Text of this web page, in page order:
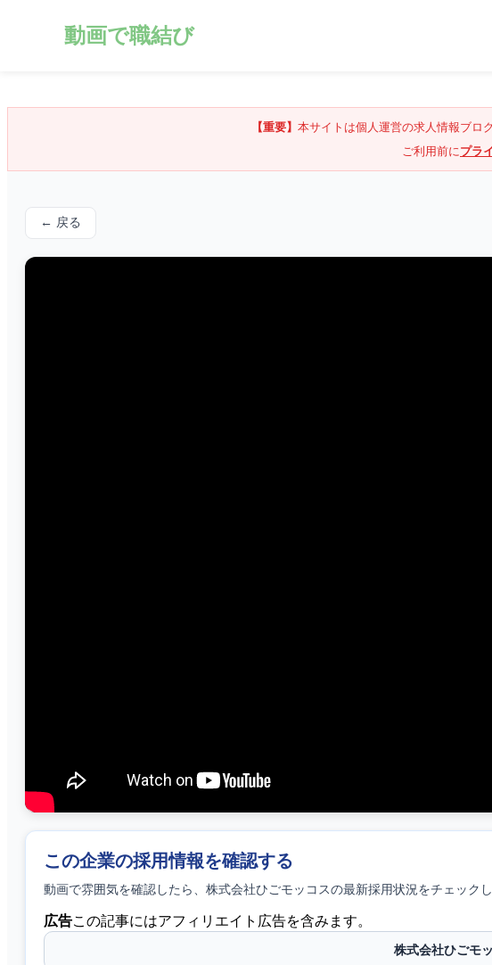
動画で職結び
【重要】 本サイトは個人運営の求人情報ブロ
ご利用前にプラ
← 戻る
この企業の採用情報を確認する
動画で雰囲気を確認したら、 株式会社ひごモッコスの最新採用状況をチェック
広告この記事にはアフィリエイト広告を含みます。
株式会社ひごモ